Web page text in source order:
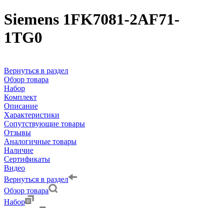
Siemens 1FK7081-2AF71-
1TG0
Вернуться в раздел
Обзор товара
Набор
Комплект
Описание
Характеристики
Сопутствующие товары
Отзывы
Аналогичные товары
Наличие
Сертификаты
Видео
Вернуться в раздел
Обзор товара
Набор